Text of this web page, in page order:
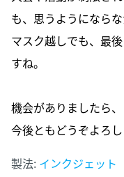
も、思うようにならな
マスク越しでも、 最
すね。
機会がありましたら
今後ともどうぞよろし
製法: インクジェット